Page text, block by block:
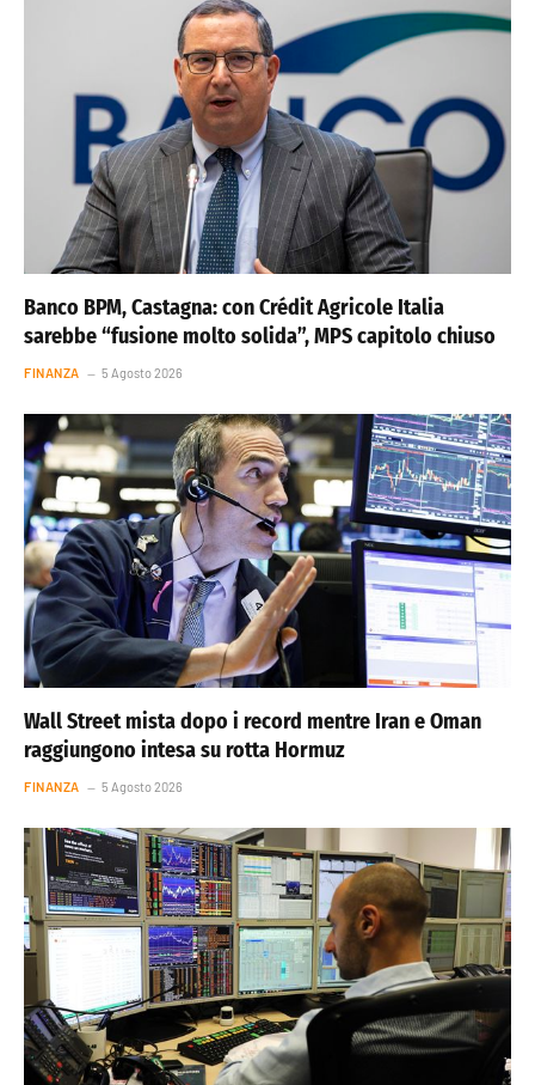
Banco BPM, Castagna: con Crédit Agricole Italia
sarebbe “fusione molto solida”, MPS capitolo chiuso
FINANZA 5 Agosto 2026
Wall Street mista dopo i record mentre Iran e Oman
raggiungono intesa su rotta Hormuz
FINANZA 5 Agosto 2026